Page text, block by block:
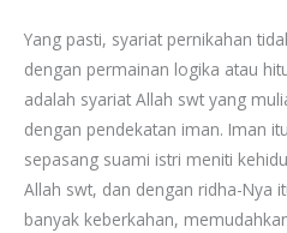
Yang pasti, syariat pernikahan
dengan permainan logika atau
adalah syariat Allah swt yang
dengan pendekatan iman. Iman
sepasang suami istri meniti
Allah swt, dan dengan ridha-Nya
banyak keberkahan,